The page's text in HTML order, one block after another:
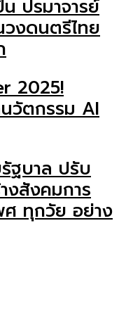
ปรมาจารย์
งดนตรีไทย
2025!
วัตกรรม AI
ฐบาล ปรับ
งสังคมการ
ศ ทุกวัย อย่าง